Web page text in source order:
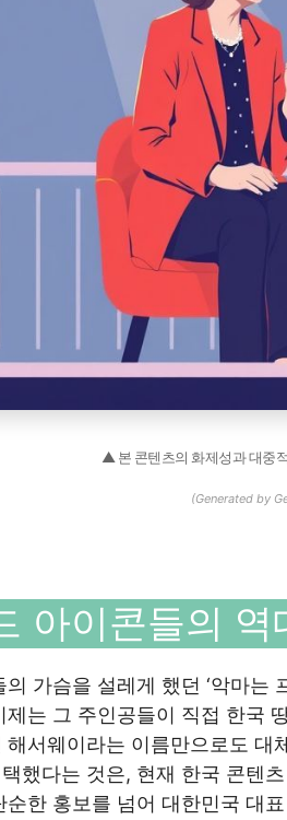
▲ 본 콘텐츠의 화제성과 대중
(Generated by
아이콘들의
가슴을 설레게 했던 ‘악마는
제는 그 주인공들이 직접 한국
해서웨이라는 이름만으로도
했다는 것은, 현재 한국 콘텐
한 홍보를 넘어 대한민국 대